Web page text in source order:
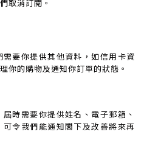
取消訂閱。
要你提供其他資料，如信用卡資
你的購物及通知你訂單的狀態。
時需要你提供姓名、電子郵箱、
令我們能通知閣下及改善將來再